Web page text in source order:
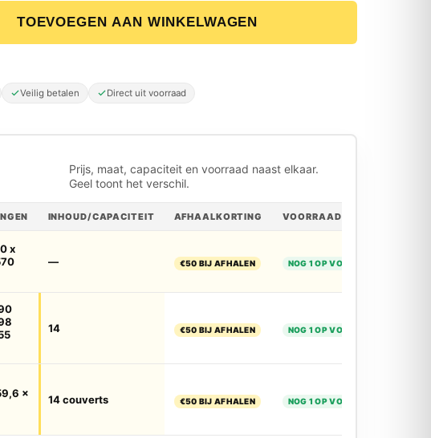
XL Inbouw Vaatwasser aantal
TOEVOEGEN AAN WINKELWAGEN
Veilig betalen Direct uit voorraad
Prijs, maat, capaciteit en voorraad naast elkaar.
Geel toont het verschil.
INHOUD/CAPACITEIT AFHAALKORTING VOORRAAD
x
— €50 BIJ AFHALEN NOG 1 OP VOORRAAD
14 €50 BIJ AFHALEN NOG 1 OP VOORRAAD
×
14 couverts €50 BIJ AFHALEN NOG 1 OP VOORRAAD